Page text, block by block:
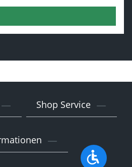
Shop Service